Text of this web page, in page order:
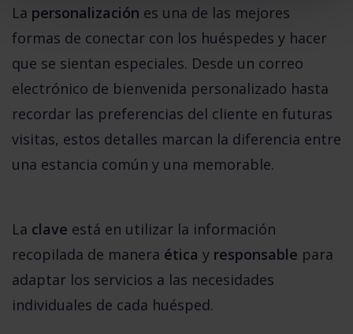
La personalización es una de las mejores
formas de conectar con los huéspedes y hacer
que se sientan especiales. Desde un correo
electrónico de bienvenida personalizado hasta
recordar las preferencias del cliente en futuras
visitas, estos detalles marcan la diferencia entre
una estancia común y una memorable.
La clave está en utilizar la información
recopilada de manera ética y responsable para
adaptar los servicios a las necesidades
individuales de cada huésped.